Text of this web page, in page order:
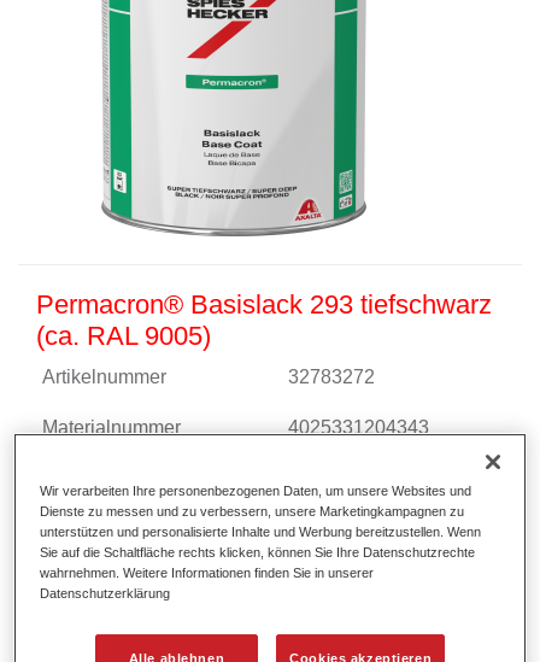
Permacron® Basislack 293 tiefschwarz
(ca. RAL 9005)
Artikelnummer 32783272
Materialnummer 4025331204343
Wir verarbeiten Ihre personenbezogenen Daten, um unsere Websites und
Dienste zu messen und zu verbessern, unsere Marketingkampagnen zu
unterstützen und personalisierte Inhalte und Werbung bereitzustellen. Wenn
Sie auf die Schaltfläche rechts klicken, können Sie Ihre Datenschutzrechte
wahrnehmen. Weitere Informationen finden Sie in unserer
Datenschutzerklärung
Alle ablehnen Cookies akzeptieren